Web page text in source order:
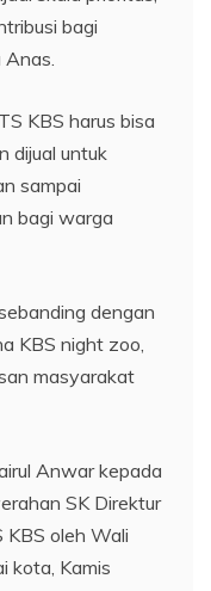
bagi
KBS harus bisa
dijual untuk
sampai
bagi warga
dengan
KBS night zoo,
masyarakat
Anwar kepada
SK Direktur
KBS oleh Wali
kota, Kamis